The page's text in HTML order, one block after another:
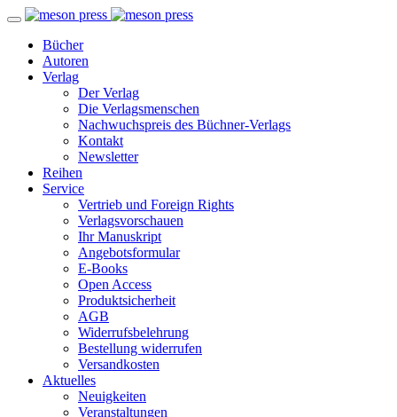
Bücher
Autoren
Verlag
Der Verlag
Die Verlagsmenschen
Nachwuchspreis des Büchner-Verlags
Kontakt
Newsletter
Reihen
Service
Vertrieb und Foreign Rights
Verlagsvorschauen
Ihr Manuskript
Angebotsformular
E-Books
Open Access
Produktsicherheit
AGB
Widerrufsbelehrung
Bestellung widerrufen
Versandkosten
Aktuelles
Neuigkeiten
Veranstaltungen